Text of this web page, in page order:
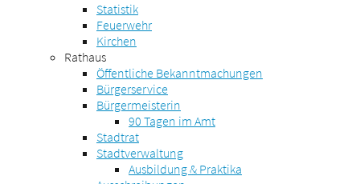
Statistik
Feuerwehr
Kirchen
Rathaus
Öffentliche Bekanntmachungen
Bürgerservice
Bürgermeisterin
90 Tagen im Amt
Stadtrat
Stadtverwaltung
Ausbildung & Praktika